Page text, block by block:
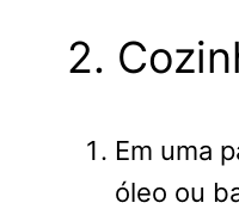
2.
Em uma
óleo ou